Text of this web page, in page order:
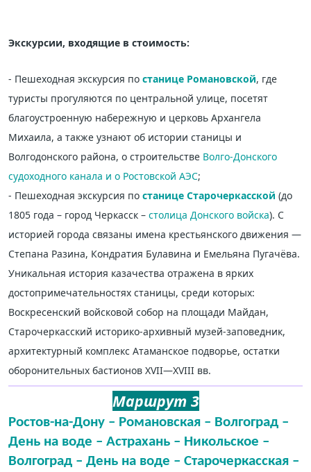
Экскурсии, входящие в стоимость:
- Пешеходная экскурсия по станице Романовской, где
туристы прогуляются по центральной улице, посетят
благоустроенную набережную и церковь Архангела
Михаила, а также узнают об истории станицы и
Волгодонского района, о строительстве Волго-Донского
судоходного канала и о Ростовской АЭС;
- Пешеходная экскурсия по станице Старочеркасской (до
1805 года – город Черкасск – столица Донского войска). С
историей города связаны имена крестьянского движения —
Степана Разина, Кондратия Булавина и Емельяна Пугачёва.
Уникальная история казачества отражена в ярких
достопримечательностях станицы, среди которых:
Воскресенский войсковой собор на площади Майдан,
Старочеркасский историко-архивный музей-заповедник,
архитектурный комплекс Атаманское подворье, остатки
оборонительных бастионов XVII—XVIII вв.
Маршрут 3
Ростов-на-Дону – Романовская – Волгоград –
День на воде – Астрахань – Никольское –
Волгоград – День на воде – Старочеркасская –